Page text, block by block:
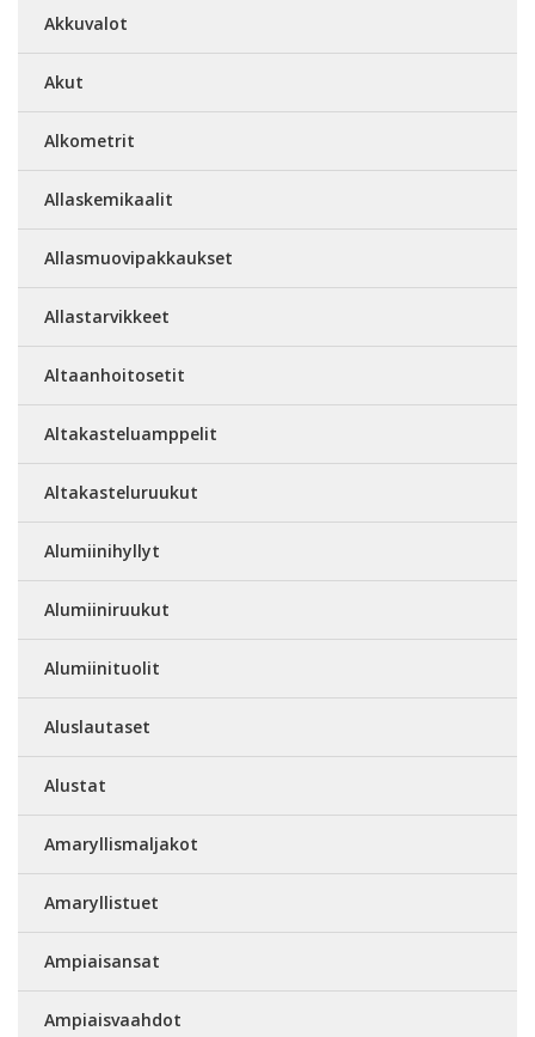
Akkuvalot
Akut
Alkometrit
Allaskemikaalit
Allasmuovipakkaukset
Allastarvikkeet
Altaanhoitosetit
Altakasteluamppelit
Altakasteluruukut
Alumiinihyllyt
Alumiiniruukut
Alumiinituolit
Aluslautaset
Alustat
Amaryllismaljakot
Amaryllistuet
Ampiaisansat
Ampiaisvaahdot